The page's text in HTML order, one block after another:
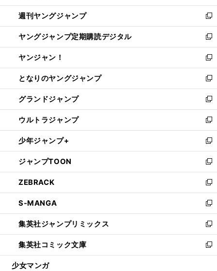
開
く
ウ
で
開
く
ン
ド
ウ
で
開
く
ウ
ィ
ン
ド
ウ
で
開
く
週刊ヤングジャンプ
新
し
い
ウ
ィ
ン
ド
ウ
で
開
く
ヤングジャンプ定期購読デジタル
新
し
い
ウ
ィ
ン
ド
ウ
で
開
く
ヤンジャン！
新
し
い
ウ
ィ
ン
ド
ウ
で
開
く
となりのヤングジャンプ
新
し
い
ウ
ィ
ン
ド
ウ
で
開
く
グランドジャンプ
新
し
い
ウ
ィ
ン
ド
ウ
で
開
く
ウルトラジャンプ
新
し
い
ウ
ィ
ン
ド
ウ
で
開
く
少年ジャンプ+
新
し
い
ウ
ィ
ン
ド
ウ
で
開
く
ジャンプTOON
新
し
い
ウ
ィ
ン
ド
ウ
で
開
ZEBRACK
新
し
い
ウ
ィ
ン
ド
ウ
S-MANGA
新
し
い
ウ
ィ
ン
集英社ジャンプリミックス
新
し
い
ウ
集英社コミック文庫
新
し
少女マンガ